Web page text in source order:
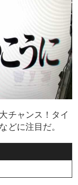
)
チャンス！タイ
どに注目だ。